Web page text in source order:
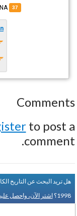
37
Comments
to post a
comment.
1998؟ اشتر الآن، واحصل